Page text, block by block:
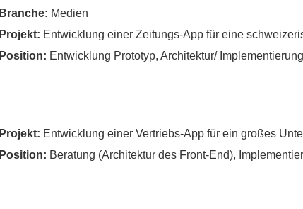
Branche: Medien
Projekt: Entwicklung einer Zeitungs-App für eine
Position: Entwicklung Prototyp, Architektur/
Projekt: Entwicklung einer Vertriebs-App für ein großes
Position: Beratung (Architektur des Front-End),